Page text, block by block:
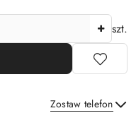
szt.
Zostaw telefon